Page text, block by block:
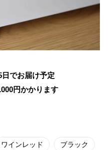
でお届け予定
円かかります
ワインレッド ブラック